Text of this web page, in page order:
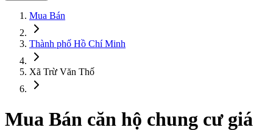
Mua Bán
Thành phố Hồ Chí Minh
Xã Trừ Văn Thố
Mua Bán căn hộ chung cư giá